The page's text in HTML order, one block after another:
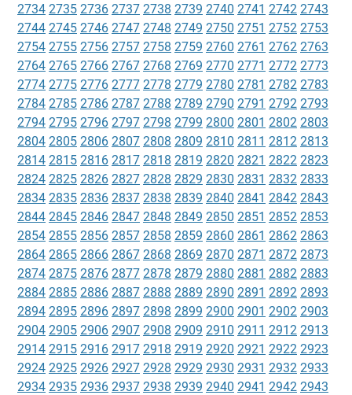
2734 2735 2736 2737 2738 2739 2740 2741 2742 2743
2744 2745 2746 2747 2748 2749 2750 2751 2752 2753
2754 2755 2756 2757 2758 2759 2760 2761 2762 2763
2764 2765 2766 2767 2768 2769 2770 2771 2772 2773
2774 2775 2776 2777 2778 2779 2780 2781 2782 2783
2784 2785 2786 2787 2788 2789 2790 2791 2792 2793
2794 2795 2796 2797 2798 2799 2800 2801 2802 2803
2804 2805 2806 2807 2808 2809 2810 2811 2812 2813
2814 2815 2816 2817 2818 2819 2820 2821 2822 2823
2824 2825 2826 2827 2828 2829 2830 2831 2832 2833
2834 2835 2836 2837 2838 2839 2840 2841 2842 2843
2844 2845 2846 2847 2848 2849 2850 2851 2852 2853
2854 2855 2856 2857 2858 2859 2860 2861 2862 2863
2864 2865 2866 2867 2868 2869 2870 2871 2872 2873
2874 2875 2876 2877 2878 2879 2880 2881 2882 2883
2884 2885 2886 2887 2888 2889 2890 2891 2892 2893
2894 2895 2896 2897 2898 2899 2900 2901 2902 2903
2904 2905 2906 2907 2908 2909 2910 2911 2912 2913
2914 2915 2916 2917 2918 2919 2920 2921 2922 2923
2924 2925 2926 2927 2928 2929 2930 2931 2932 2933
2934 2935 2936 2937 2938 2939 2940 2941 2942 2943